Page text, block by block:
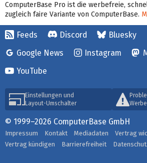
ComputerBase Pro ist die werbefreie,
zugleich faire Variante von ComputerBase.
Feeds Discord Bluesky
Google News
Instagram
YouTube
Einstellungen und
Layout-Umschalter
© 1999–2026 ComputerBase GmbH
Impressum Kontakt Mediadaten
Vertrag
Vertrag kündigen
Barrierefreiheit